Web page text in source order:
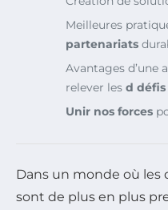
Meilleures
partenariats
Avantages d’une
relever les d
Unir nos forces
Dans un monde où
sont de plus en plus